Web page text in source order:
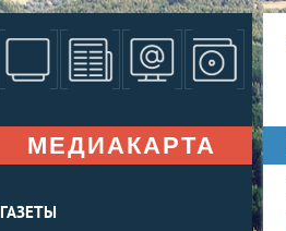
МЕДИАКАРТА
ГАЗЕТЫ